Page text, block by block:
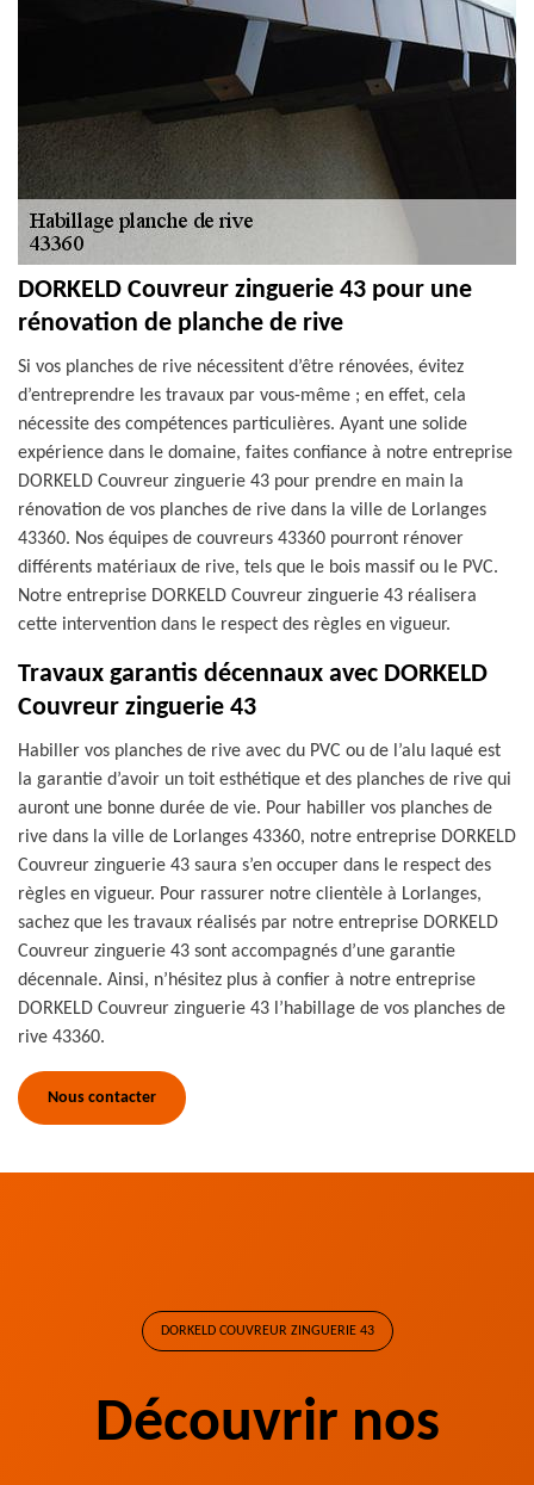
DORKELD Couvreur zinguerie 43 pour une
rénovation de planche de rive
Si vos planches de rive nécessitent d’être rénovées, évitez
d’entreprendre les travaux par vous-même ; en effet, cela
nécessite des compétences particulières. Ayant une solide
expérience dans le domaine, faites confiance à notre entreprise
DORKELD Couvreur zinguerie 43 pour prendre en main la
rénovation de vos planches de rive dans la ville de Lorlanges
43360. Nos équipes de couvreurs 43360 pourront rénover
différents matériaux de rive, tels que le bois massif ou le PVC.
Notre entreprise DORKELD Couvreur zinguerie 43 réalisera
cette intervention dans le respect des règles en vigueur.
Travaux garantis décennaux avec DORKELD
Couvreur zinguerie 43
Habiller vos planches de rive avec du PVC ou de l’alu laqué est
la garantie d’avoir un toit esthétique et des planches de rive qui
auront une bonne durée de vie. Pour habiller vos planches de
rive dans la ville de Lorlanges 43360, notre entreprise DORKELD
Couvreur zinguerie 43 saura s’en occuper dans le respect des
règles en vigueur. Pour rassurer notre clientèle à Lorlanges,
sachez que les travaux réalisés par notre entreprise DORKELD
Couvreur zinguerie 43 sont accompagnés d’une garantie
décennale. Ainsi, n’hésitez plus à confier à notre entreprise
DORKELD Couvreur zinguerie 43 l’habillage de vos planches de
rive 43360.
Nous contacter
DORKELD COUVREUR ZINGUERIE 43
Découvrir nos